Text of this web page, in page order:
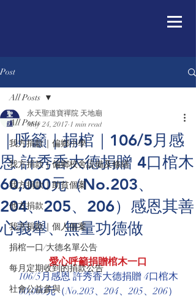
Post
All Posts
我方捐款｜偏鄉小學
我方捐款｜偏鄉校舍設備及修繕
我方捐款｜助貧個案
他方捐款
我方捐款｜個人個案
捐棺一口/大德名單公告
每月定期收到的捐款公告
社會公益參與
All Posts
｜呼籲｜捐棺｜106/5月感
恩 許秀香大德捐贈 4口棺木
60,000元（No.203、
204、205、206）感恩其善
心義舉、無量功德做
永天聖道寶禪院 天地廟
May 24, 2017 1 min read
愛心呼籲捐贈棺木一口
106/5月感恩 許秀香大德捐贈 4口棺木
60,000元（No.203、204、205、206）